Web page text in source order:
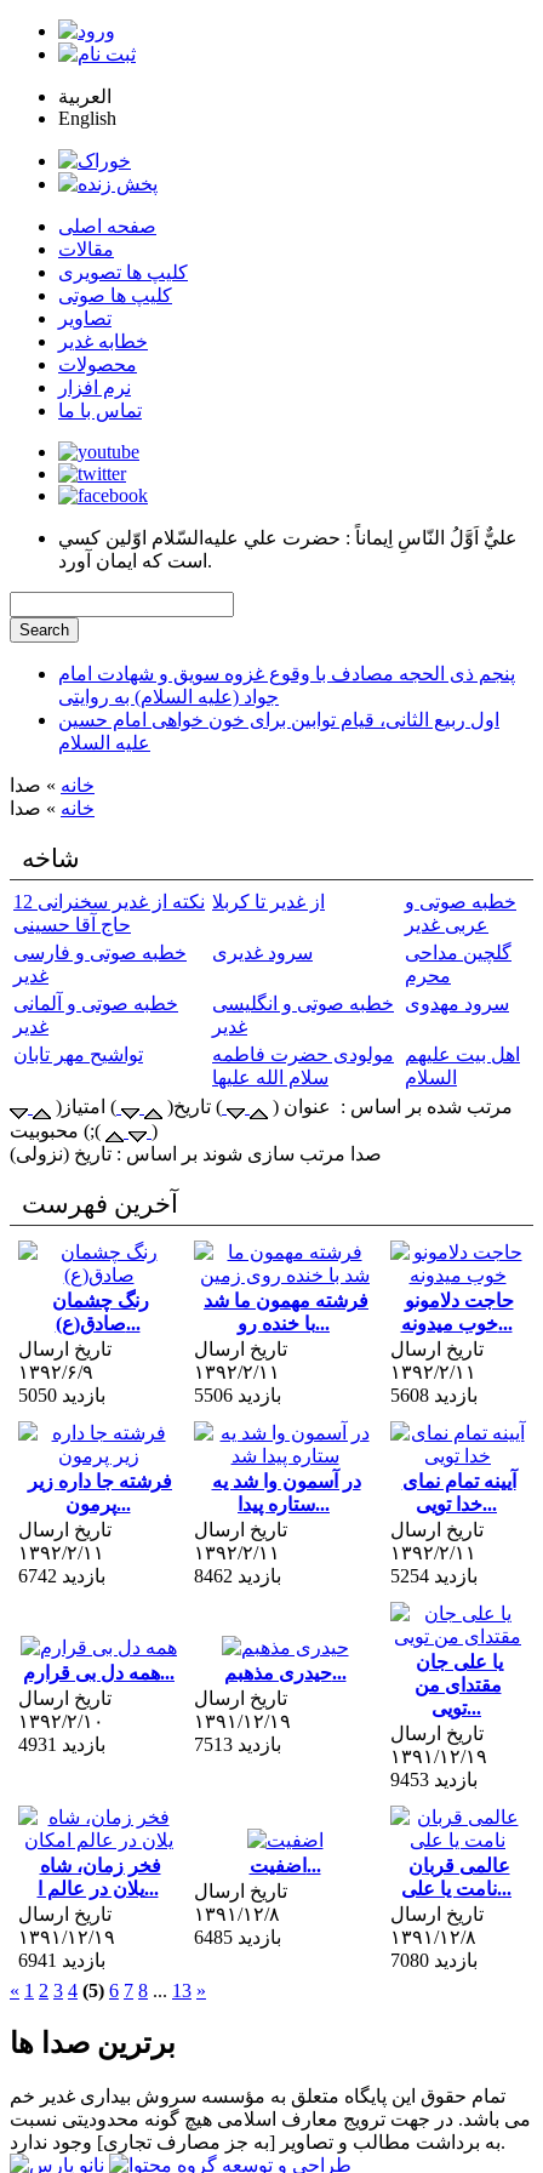
العربية
English
صفحه اصلی
مقالات
کلیپ ها تصویری
کلیپ ها صوتی
تصاویر
خطابه غدیر
محصولات
نرم افزار
تماس با ما
عليٌّ اَوَّلُ النّاسِ اِيماناً : حضرت علي عليه‌السّلام اوّلين كسي
است كه ايمان آورد.
پنجم ذی الحجه مصادف با وقوع غزوه سویق و شهادت امام
جواد (علیه السلام) به روایتی
اول ربیع الثانی، قیام توابین برای خون خواهی امام حسین
علیه السلام
خانه » صدا
خانه » صدا
شاخه
12 نکته از غدیر سخنرانی
حاج آقا حسینی
از غدیر تا کربلا
خطبه صوتی و
عربی غدیر
خطبه صوتی و فارسی
غدیر
سرود غدیری
گلچین مداحی
محرم
خطبه صوتی و آلمانی
غدیر
خطبه صوتی و انگلیسی
غدیر
سرود مهدوی
تواشیح مهر تابان
مولودی حضرت فاطمه
سلام الله علیها
اهل بیت علیهم
السلام
مرتب شده بر اساس : عنوان (
) تاریخ(
) امتیاز(
) محبوبیت;(
)
صدا مرتب سازی شوند بر اساس : تاریخ (نزولی)
آخرین فهرست
رنگ چشمان
صادق(ع)...
تاریخ ارسال
۱۳۹۲/۶/۹
5050 بازدید
فرشته مهمون ما شد
با خنده رو...
تاریخ ارسال
۱۳۹۲/۲/۱۱
5506 بازدید
حاجت دلامونو
خوب میدونه...
تاریخ ارسال
۱۳۹۲/۲/۱۱
5608 بازدید
فرشته جا داره زیر
پرمون...
تاریخ ارسال
۱۳۹۲/۲/۱۱
6742 بازدید
در آسمون وا شد یه
ستاره پیدا...
تاریخ ارسال
۱۳۹۲/۲/۱۱
8462 بازدید
آیینه تمام نمای
خدا تویی...
تاریخ ارسال
۱۳۹۲/۲/۱۱
5254 بازدید
همه دل بی قرارم...
تاریخ ارسال
۱۳۹۲/۲/۱۰
4931 بازدید
حیدری مذهبم...
تاریخ ارسال
۱۳۹۱/۱۲/۱۹
7513 بازدید
یا علی جان
مقتدای من
تویی...
تاریخ ارسال
۱۳۹۱/۱۲/۱۹
9453 بازدید
فخر زمان، شاه
یلان در عالم ا...
تاریخ ارسال
۱۳۹۱/۱۲/۱۹
6941 بازدید
اضفیت...
تاریخ ارسال
۱۳۹۱/۱۲/۸
6485 بازدید
عالمی قربان
نامت یا علی...
تاریخ ارسال
۱۳۹۱/۱۲/۸
7080 بازدید
« 1 2 3 4 (5) 6 7 8 ... 13 »
برترین صدا ها
تمام حقوق این پایگاه متعلق به مؤسسه سروش بیداری غدیر خم
می باشد. در جهت ترویج معارف اسلامی هیچ گونه محدودیتی نسبت
به برداشت مطالب و تصاویر [به جز مصارف تجاری] وجود ندارد.